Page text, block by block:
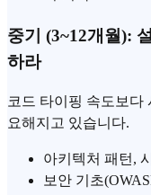
중기 (3~12개월):
하라
코드 타이핑 속도보다
요해지고 있습니다.
아키텍처 패턴,
보안 기초